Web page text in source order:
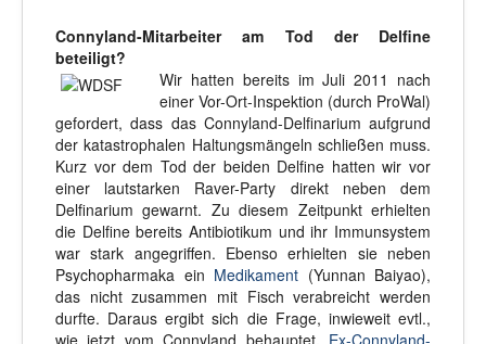
Connyland-Mitarbeiter am Tod der Delfine
beteiligt?
Wir hatten bereits im Juli 2011 nach
einer Vor-Ort-Inspektion (durch ProWal)
gefordert, dass das Connyland-Delfinarium aufgrund
der katastrophalen Haltungsmängeln schließen muss.
Kurz vor dem Tod der beiden Delfine hatten wir vor
einer lautstarken Raver-Party direkt neben dem
Delfinarium gewarnt. Zu diesem Zeitpunkt erhielten
die Delfine bereits Antibiotikum und ihr Immunsystem
war stark angegriffen. Ebenso erhielten sie neben
Psychopharmaka ein Medikament (Yunnan Baiyao),
das nicht zusammen mit Fisch verabreicht werden
durfte. Daraus ergibt sich die Frage, inwieweit evtl.,